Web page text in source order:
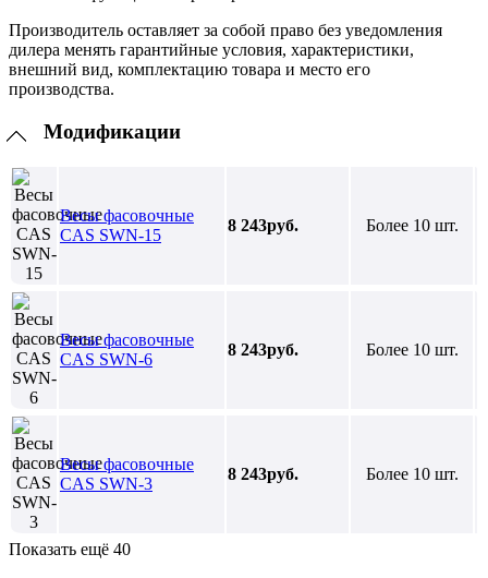
Производитель оставляет за собой право без уведомления
дилера менять гарантийные условия, характеристики,
внешний вид, комплектацию товара и место его
производства.
Модификации
Весы фасовочные
CAS SWN-15
8 243руб. Более 10 шт.
Весы фасовочные
CAS SWN-6
8 243руб. Более 10 шт.
Весы фасовочные
CAS SWN-3
8 243руб. Более 10 шт.
Показать ещё 40